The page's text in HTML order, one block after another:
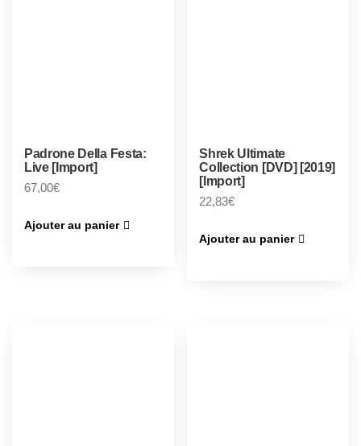
Padrone Della Festa:
Live [Import]
67,00€
Ajouter au panier
Shrek Ultimate
Collection [DVD] [2019]
[Import]
22,83€
Ajouter au panier